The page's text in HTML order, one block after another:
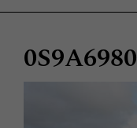
0S9A6980